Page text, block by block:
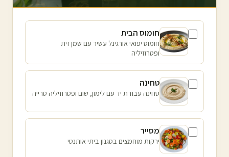
חומוס הבית
חומוס יפואי אורגינל עשיר עם שמן זית
ופטרוזיליה
טחינה
טחינה עבודת יד עם לימון, שום ופטרוזיליה טרייה
מסייר
ירקות מוחמצים בסגנון ביתי אותנטי